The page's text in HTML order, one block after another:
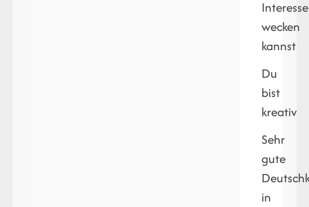
Interesse
wecken
kannst
Du
bist
kreativ
Sehr
gute
in